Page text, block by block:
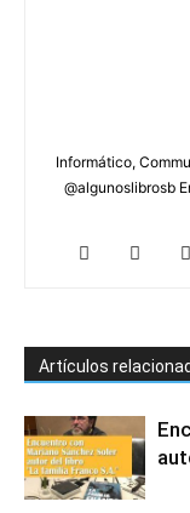
Informático,
@algunoslibrosb
Artículos